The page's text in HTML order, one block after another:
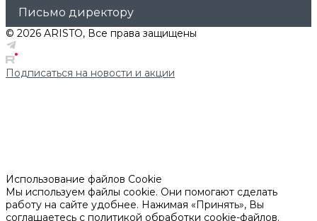
Письмо директору
© 2026 ARISTO, Все права защищены
Подписаться на новости и акции
Использование файлов Cookie
Мы используем файлы cookie. Они помогают сделать
работу на сайте удобнее. Нажимая «Принять», Вы
соглашаетесь с политикой обработки cookie-файлов.